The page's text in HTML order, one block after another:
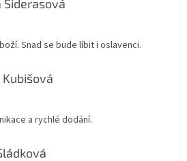
Siderasová
obchodu je 5 z 5 hvězdiček.
Snad se bude líbit i oslavenci.
obchodu je 5 z 5 hvězdiček.
a rychlé dodání.